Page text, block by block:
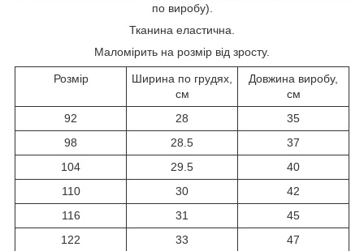
по виробу).
Тканина еластична.
Маломірить на розмір від зросту.
Розмір
Ширина по грудях,
см
Довжина виробу,
см
92
28
35
98
28.5
37
104
29.5
40
110
30
42
116
31
45
122
33
47